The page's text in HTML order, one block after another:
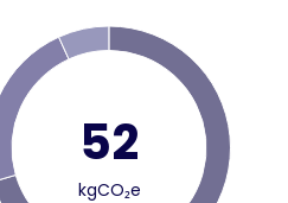
52
kgCO₂e